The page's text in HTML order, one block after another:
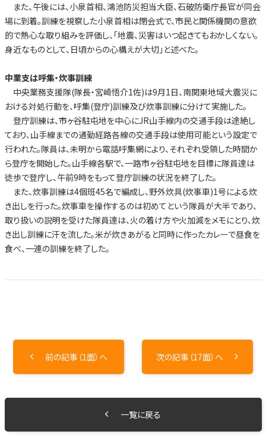
また、午後には、小泉首相、鴻池防災担当大臣、石破防衛庁長官が同会
場に到着。訓練を視察した小泉首相は閉会式で、市民と関係機関の意欲
的で熱心な取り組みを評価し、「地震、災害はいつ起きてもおかしくない。
身近なものとして、日頃からの心構えが大切」と述べた。
中業支は呼集・炊事訓練
中央業務支援隊(隊長・宮崎悟介1佐)は9月1日、南関東地域大震災に
おける対処行動を、呼集(登庁)訓練及び炊事訓練に分けて実施した。
登庁訓練は、市ヶ谷駐屯地を中心にJR山手線内の交通手段は途絶し
ており、山手線までの通勤経路各線の交通手段は使用可能という設定で
行われた。隊員は、未明から電話呼集網により、それぞれ受領した時間か
ら登庁を開始した。山手線各駅で、一路市ヶ谷駐屯地を目標に隊員達は
徒歩で登庁し、午前9時をもって登庁訓練の状況を終了した。
また、炊事訓練は4個班45名で編成し、野外炊具(炊事車)1号による炊
き出しを行った。炊事車を操作するのは初めてという隊員が大半であり、
取り扱いの説明を受けた隊員達は、火の着け方や火加減をメモにとり、炊
き出し訓練に汗を流した。米が炊きあがると同時に作ったカレーで昼食を
食べ、一連の訓練を終了した。
前の記事（1面）へ 次の記事（17面）へ
一覧に戻る